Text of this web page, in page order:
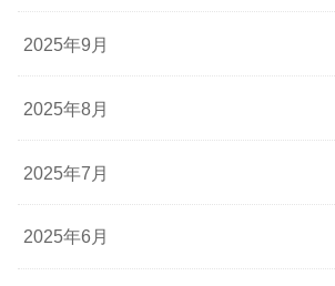
2025年9月
2025年8月
2025年7月
2025年6月